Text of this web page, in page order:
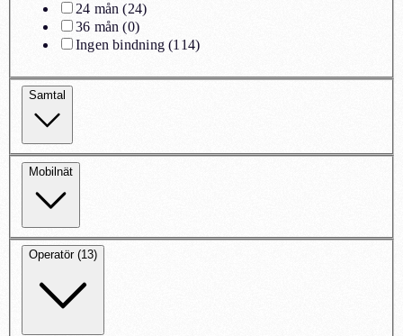
24 mån (24)
36 mån (0)
Ingen bindning (114)
Samtal
Mobilnät
Operatör (13)